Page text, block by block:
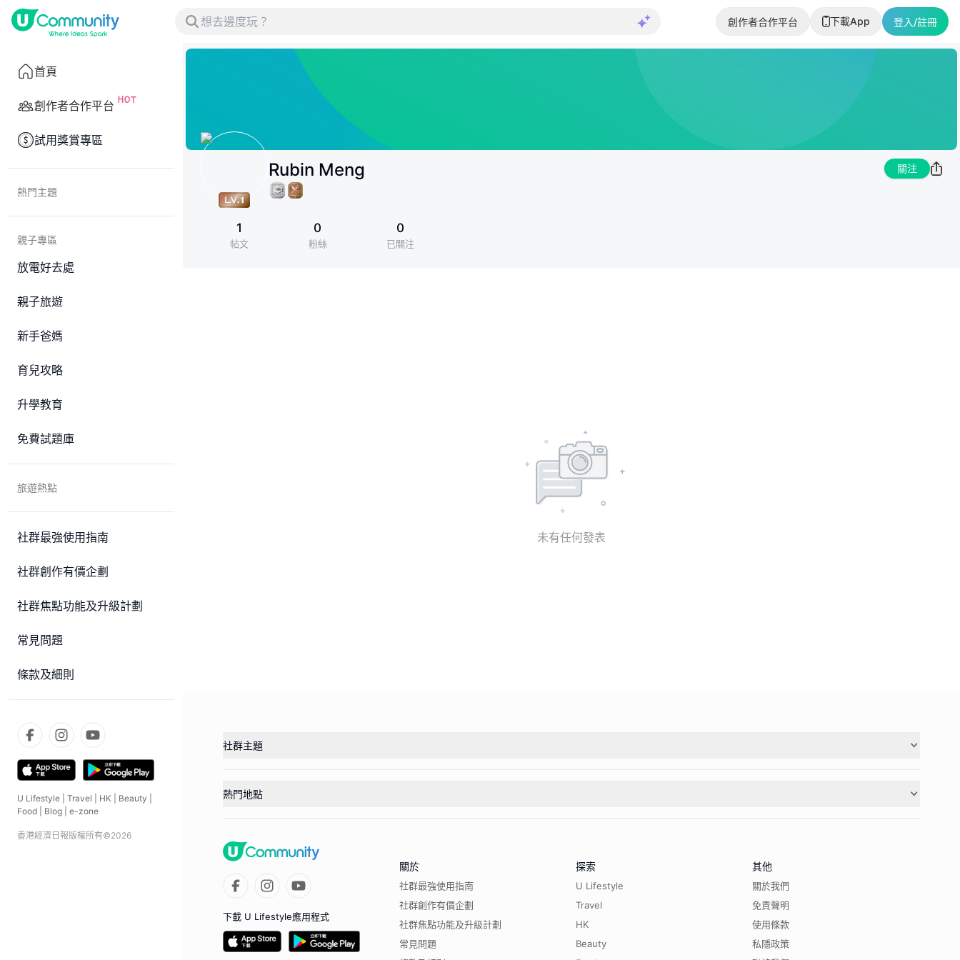
創作者合作平台 下載App 登入/註冊
首頁
創作者合作平台
試用獎賞專區
熱門主題
親子專區
放電好去處
親子旅遊
新手爸媽
育兒攻略
升學教育
免費試題庫
旅遊熱點
社群最強使用指南
社群創作有價企劃
社群焦點功能及升級計劃
常見問題
條款及細則
U Lifestyle Travel HK Beauty
Food
Blog e-zone
香港經濟日報版權所有©2026
Rubin Meng 關注
1
帖文
0
粉絲
0
已關注
未有任何發表
社群主題
熱門地點
下載 U Lifestyle應用程式
關於
社群最強使用指南
社群創作有價企劃
社群焦點功能及升級計劃
常見問題
探索
U Lifestyle
Travel
HK
Beauty
其他
關於我們
免責聲明
使用條款
私隱政策